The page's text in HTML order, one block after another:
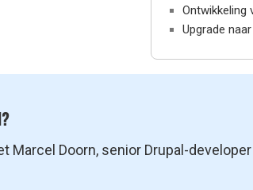
Ontwikkeling
Upgrade
Marcel Doorn, senior Drupal-developer